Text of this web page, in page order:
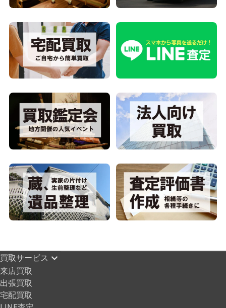
買取サービス
来店買取
出張買取
宅配買取